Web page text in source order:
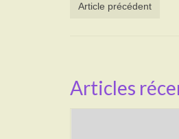
Article précédent
Articles